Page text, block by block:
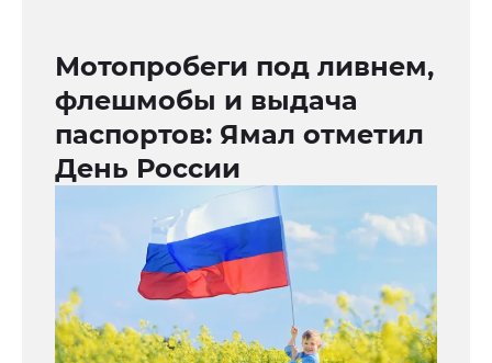
Мотопробеги под ливнем,
флешмобы и выдача
паспортов: Ямал отметил
День России